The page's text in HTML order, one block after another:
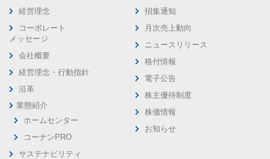
経営理念
コーポレート
メッセージ
会社概要
経営理念・行動指針
沿革
業態紹介
ホームセンター
コーナンPRO
サステナビリティ
招集通知
月次売上動向
ニュースリリース
格付情報
電子公告
株主優待制度
株価情報
お知らせ